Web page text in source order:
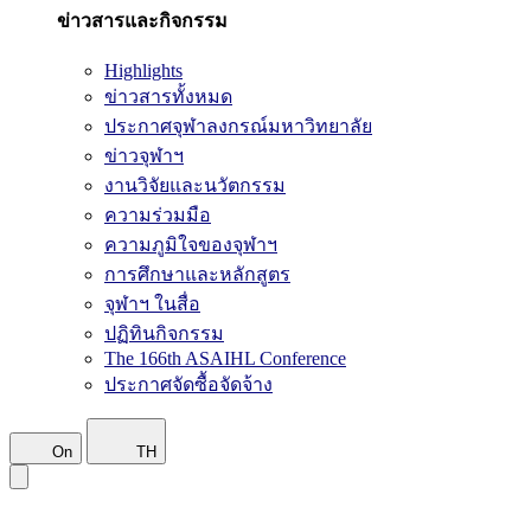
ข่าวสารและกิจกรรม
Highlights
ข่าวสารทั้งหมด
ประกาศจุฬาลงกรณ์มหาวิทยาลัย
ข่าวจุฬาฯ
งานวิจัยและนวัตกรรม
ความร่วมมือ
ความภูมิใจของจุฬาฯ
การศึกษาและหลักสูตร
จุฬาฯ ในสื่อ
ปฏิทินกิจกรรม
The 166th ASAIHL Conference
ประกาศจัดซื้อจัดจ้าง
On TH